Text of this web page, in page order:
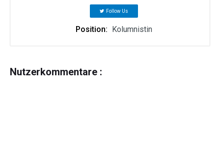
Follow Us
Position: Kolumnistin
Nutzerkommentare :